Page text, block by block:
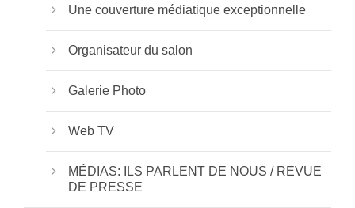
Une couverture médiatique exceptionnelle
Organisateur du salon
Galerie Photo
Web TV
MÉDIAS: ILS PARLENT DE NOUS / REVUE
DE PRESSE